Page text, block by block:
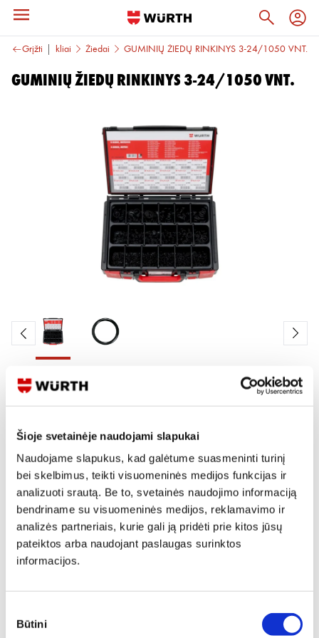
Šioje svetainėje naudojami slapukai
Naudojame slapukus, kad galėtume suasmeninti turinį
bei skelbimus, teikti visuomeninės medijos funkcijas ir
analizuoti srautą. Be to, svetainės naudojimo informaciją
bendriname su visuomeninės medijos, reklamavimo ir
analizės partneriais, kurie gali ją pridėti prie kitos jūsų
pateiktos arba naudojant paslaugas surinktos
informacijos.
pasirinkimas
Būtini
Grįžti
Sandarikliai Žiedai GUMINIŲ ŽIEDŲ RINKINYS 3-24/1050 VNT.
GUMINIŲ ŽIEDŲ RINKINYS 3-24/1050 VNT.
Produkto Nr. 5964 046 800EAN 4046777219753
Kainos matomos tik registruotiems vartotojams.
Prisijungti / Registruotis
Rašyti užklausą
Reikia daugiau informacijos?
Rodyti artimiausią parduotuvę